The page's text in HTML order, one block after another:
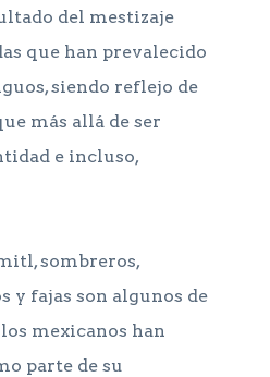
del mestizaje
que han prevalecido
siendo reflejo de
más allá de ser
e incluso,
sombreros,
y fajas son algunos de
mexicanos han
parte de su